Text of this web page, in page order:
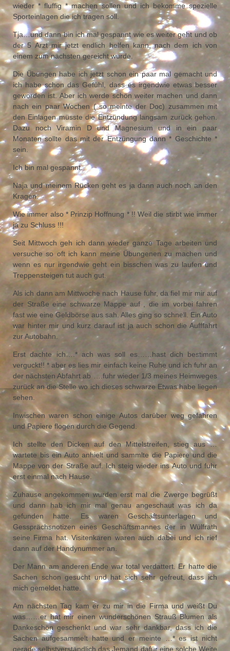
wieder * fluffig * machen sollen und ich bekomme spezielle
Sporteinlagen die ich tragen soll.
Tja…und dann bin ich mal gespannt wie es weiter geht und ob
der 5 Arzt mir jetzt endlich helfen kann, nach dem ich von
einem zum nächsten gereicht wurde.
Die Übungen habe ich jetzt schon ein paar mal gemacht und
ich habe schon das Gefühl, dass es irgendwie etwas besser
geworden ist. Aber ich werde schön weiter machen und dann
nach ein paar Wochen ( so meinte der Doc) zusammen mit
den Einlagen müsste die Entzündung langsam zurück gehen.
Dazu noch Viramin D und Magnesium und in ein paar
Monaten sollte das mit der Entzüngung dann * Geschichte *
sein.
Ich bin mal gespannt.
Naja und meinem Rücken geht es ja dann auch noch an den
Kragen.
Wie immer also * Prinzip Hoffnung * !! Weil die stirbt wie immer
ja zu Schluss !!!
Seit Mittwoch geh ich dann wieder ganze Tage arbeiten und
versuche so oft ich kann meine Übungenen zu machen und
wenn es nur irgendwie geht ein bisschen was zu laufen und
Treppensteigen tut auch gut.
Als ich dann am Mittwoche nach Hause fuhr, da fiel mir mir auf
der Straße eine schwarze Mappe auf , die im vorbei fahren
fast wie eine Geldbörse aus sah. Alles ging so schnell. Ein Auto
war hinter mir und kurz darauf ist ja auch schon die Aufffahrt
zur Autobahn.
Erst dachte ich….* ach was soll es……hast dich bestimmt
verguckt!! * aber es lies mir einfach keine Ruhe und ich fuhr an
der nächsten Abfahrt ab ….fuhr wieder 1/3 meines Heimweges
zurück an die Stelle wo ich dieses schwarze Etwas habe liegen
sehen.
Inwischen waren schon einige Autos darüber weg gefahren
und Papiere flogen durch die Gegend.
Ich stellte den Dicken auf den Mittelstreifen, stieg aus …
wartete bis ein Auto anhielt und sammlte die Papiere und die
Mappe von der Straße auf. Ich steig wieder ins Auto und fuhr
erst einmal nach Hause.
Zuhause angekommen wurden erst mal die Zwerge begrüßt
und dann hab ich mir mal genau angeschaut was ich da
gefunden hatte. Es waren Geschäftsunterlagen und
Gessprächsnotizen eines Geschäftsmannes der in Wülfrath
seine Firma hat. Visitenkaren waren auch dabei und ich rief
dann auf der Handynummer an.
Der Mann am anderen Ende war total verdattert. Er hatte die
Sachen schon gesucht und hat sich sehr gefreut, dass ich
mich gemeldet hatte.
Am nächsten Tag kam er zu mir in die Firma und weißt Du
was……er hat mir einen wunderschönen Strauß Blumen als
Dankeschön geschenkt und war sehr dankbar, dass ich die
Sachen aufgesammelt hatte und er meinte …* es ist nicht
gerade selbstverständlich das Jemand dafür eine solche Weite